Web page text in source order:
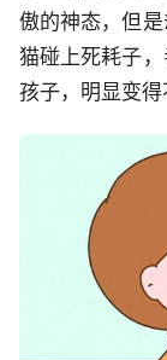
傲的神态，但
猫碰上死耗子
孩子，明显变